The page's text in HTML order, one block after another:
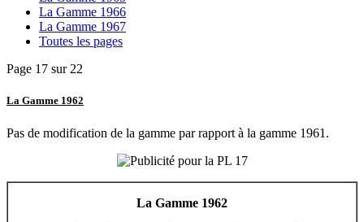
La Gamme 1966
La Gamme 1967
Toutes les pages
Page 17 sur 22
La Gamme 1962
Pas de modification de la gamme par rapport à la gamme 1961.
La Gamme 1962